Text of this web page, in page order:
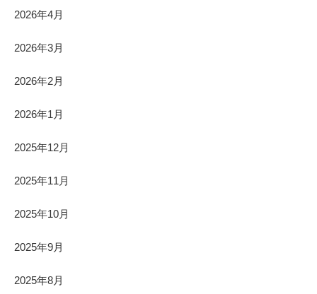
2026年4月
2026年3月
2026年2月
2026年1月
2025年12月
2025年11月
2025年10月
2025年9月
2025年8月